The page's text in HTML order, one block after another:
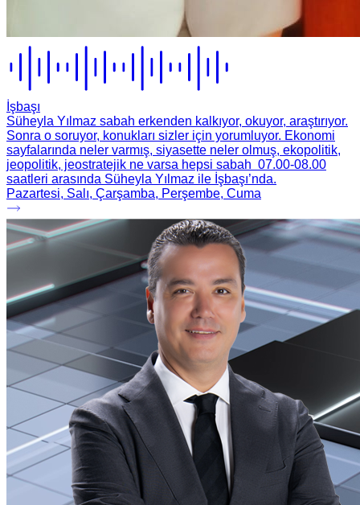
İşbaşı
Süheyla Yılmaz sabah erkenden kalkıyor, okuyor, araştırıyor.
Sonra o soruyor, konukları sizler için yorumluyor. Ekonomi
sayfalarında neler varmış, siyasette neler olmuş, ekopolitik,
jeopolitik, jeostratejik ne varsa hepsi sabah 07.00-08.00
saatleri arasında Süheyla Yılmaz ile İşbaşı’nda.
Pazartesi, Salı, Çarşamba, Perşembe, Cuma